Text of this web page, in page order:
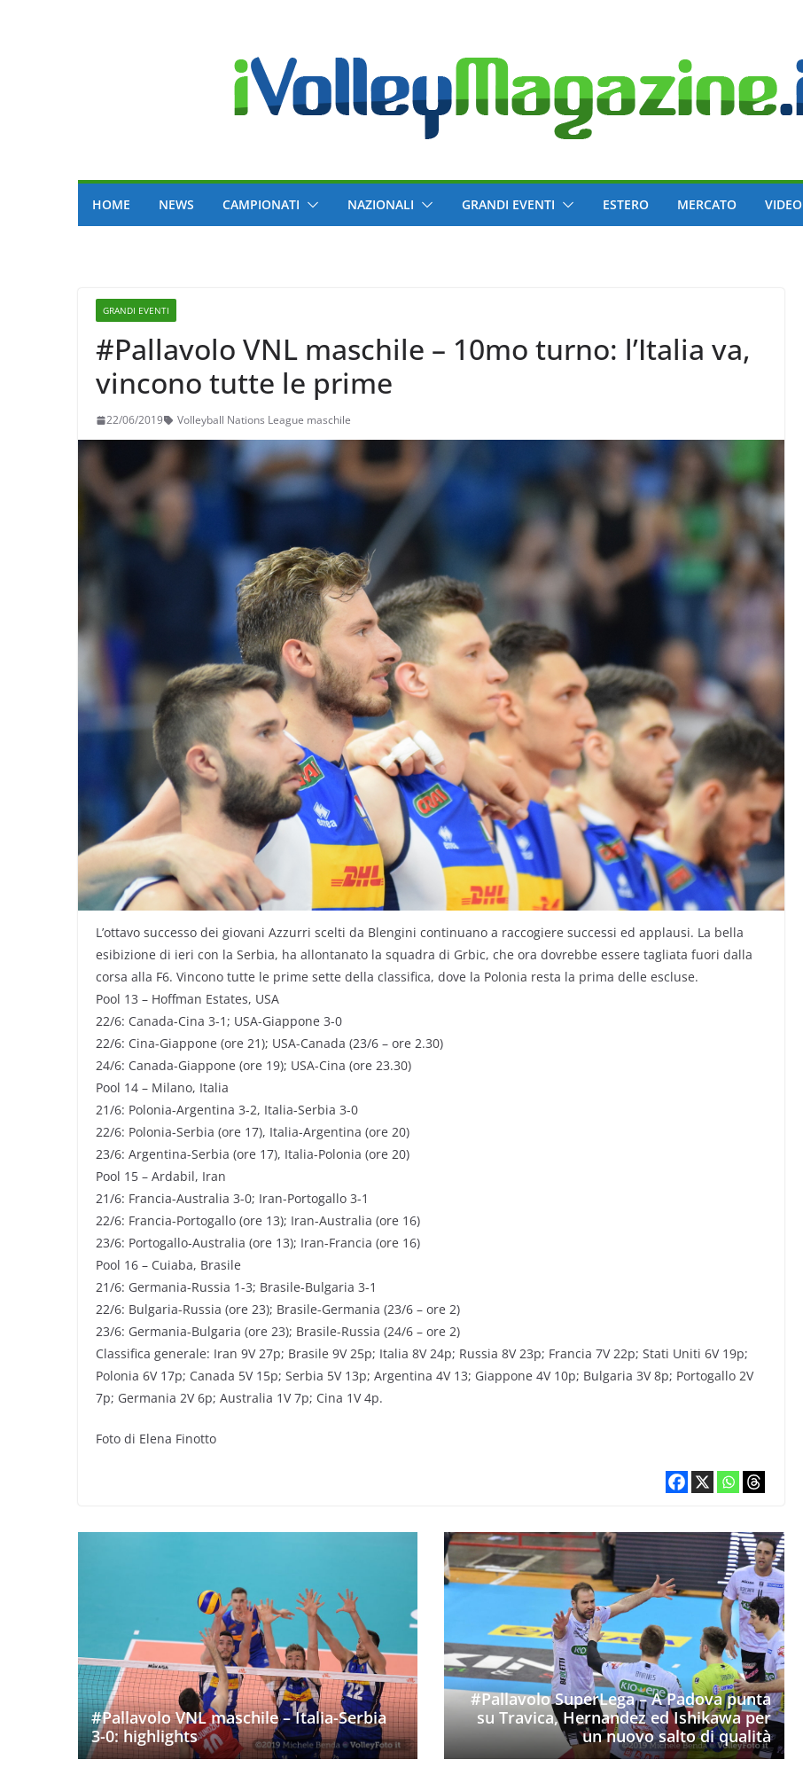
HOME NEWS CAMPIONATI NAZIONALI GRANDI EVENTI ESTERO MERCATO VIDEO
GRANDI EVENTI
#Pallavolo VNL maschile – 10mo turno: l’Italia va,
vincono tutte le prime
22/06/2019 Volleyball Nations League maschile
L’ottavo successo dei giovani Azzurri scelti da Blengini continuano a raccogiere successi ed applausi. La bella
esibizione di ieri con la Serbia, ha allontanato la squadra di Grbic, che ora dovrebbe essere tagliata fuori dalla
corsa alla F6. Vincono tutte le prime sette della classifica, dove la Polonia resta la prima delle escluse.
Pool 13 – Hoffman Estates, USA
22/6: Canada-Cina 3-1; USA-Giappone 3-0
22/6: Cina-Giappone (ore 21); USA-Canada (23/6 – ore 2.30)
24/6: Canada-Giappone (ore 19); USA-Cina (ore 23.30)
Pool 14 – Milano, Italia
21/6: Polonia-Argentina 3-2, Italia-Serbia 3-0
22/6: Polonia-Serbia (ore 17), Italia-Argentina (ore 20)
23/6: Argentina-Serbia (ore 17), Italia-Polonia (ore 20)
Pool 15 – Ardabil, Iran
21/6: Francia-Australia 3-0; Iran-Portogallo 3-1
22/6: Francia-Portogallo (ore 13); Iran-Australia (ore 16)
23/6: Portogallo-Australia (ore 13); Iran-Francia (ore 16)
Pool 16 – Cuiaba, Brasile
21/6: Germania-Russia 1-3; Brasile-Bulgaria 3-1
22/6: Bulgaria-Russia (ore 23); Brasile-Germania (23/6 – ore 2)
23/6: Germania-Bulgaria (ore 23); Brasile-Russia (24/6 – ore 2)
Classifica generale: Iran 9V 27p; Brasile 9V 25p; Italia 8V 24p; Russia 8V 23p; Francia 7V 22p; Stati Uniti 6V 19p;
Polonia 6V 17p; Canada 5V 15p; Serbia 5V 13p; Argentina 4V 13; Giappone 4V 10p; Bulgaria 3V 8p; Portogallo 2V
7p; Germania 2V 6p; Australia 1V 7p; Cina 1V 4p.
Foto di Elena Finotto
#Pallavolo VNL maschile – Italia-Serbia
3-0: highlights
#Pallavolo SuperLega – A Padova punta
su Travica, Hernandez ed Ishikawa per
un nuovo salto di qualità